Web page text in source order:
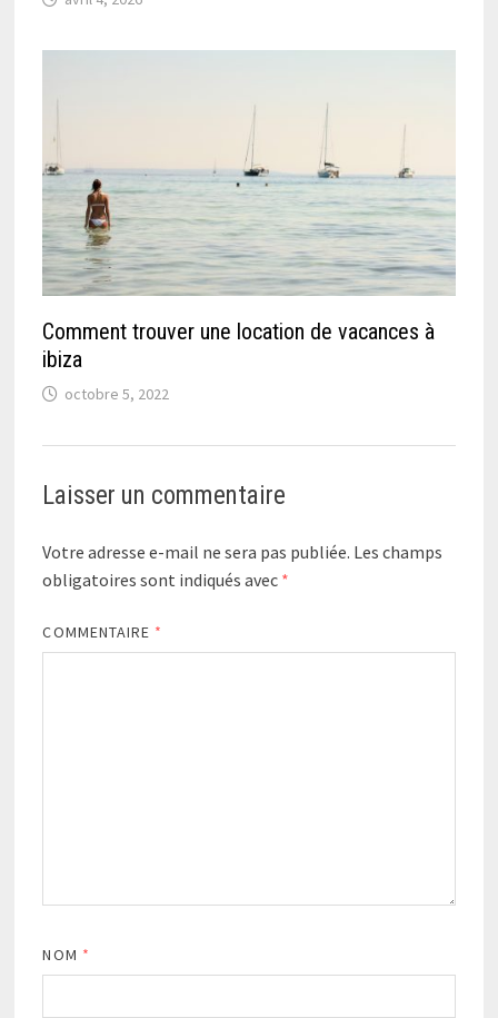
Comment trouver une location de vacances à
ibiza
octobre 5, 2022
Laisser un commentaire
Votre adresse e-mail ne sera pas publiée. Les champs
obligatoires sont indiqués avec *
COMMENTAIRE *
NOM *